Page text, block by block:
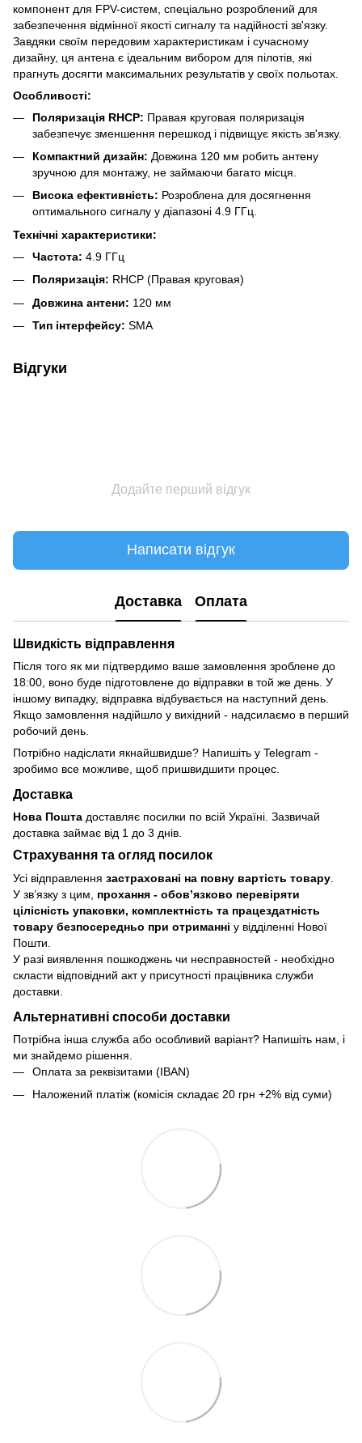
компонент для FPV-систем, спеціально розроблений для
забезпечення відмінної якості сигналу та надійності зв'язку.
Завдяки своїм передовим характеристикам і сучасному
дизайну, ця антена є ідеальним вибором для пілотів, які
прагнуть досягти максимальних результатів у своїх польотах.
Особливості:
Поляризація RHCP: Правая круговая поляризація
забезпечує зменшення перешкод і підвищує якість зв'язку.
Компактний дизайн: Довжина 120 мм робить антену
зручною для монтажу, не займаючи багато місця.
Висока ефективність: Розроблена для досягнення
оптимального сигналу у діапазоні 4.9 ГГц.
Технічні характеристики:
Частота: 4.9 ГГц
Поляризація: RHCP (Правая круговая)
Довжина антени: 120 мм
Тип інтерфейсу: SMA
Відгуки
Додайте перший відгук
Написати відгук
Доставка Оплата
Швидкість відправлення
Після того як ми підтвердимо ваше замовлення зроблене до
18:00, воно буде підготовлене до відправки в той же день. У
іншому випадку, відправка відбувається на наступний день.
Якщо замовлення надійшло у вихідний - надсилаємо в перший
робочий день.
Потрібно надіслати якнайшвидше? Напишіть у Telegram -
зробимо все можливе, щоб пришвидшити процес.
Доставка
Нова Пошта доставляє посилки по всій Україні. Зазвичай
доставка займає від 1 до 3 днів.
Страхування та огляд посилок
Усі відправлення застраховані на повну вартість товару
У зв’язку з цим, прохання - обовʼязково перевіряти
цілісність упаковки, комплектність та працездатність
товару безпосередньо при отриманні у відділенні Нової
Пошти.
У разі виявлення пошкоджень чи несправностей - необхідно
скласти відповідний акт у присутності працівника служби
доставки.
Альтернативні способи доставки
Потрібна інша служба або особливий варіант? Напишіть нам, і
ми знайдемо рішення.
Оплата за реквізитами (IBAN)
Наложений платіж (комісія складає 20 грн +2% від суми)